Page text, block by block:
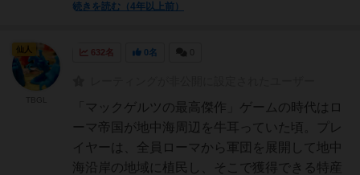
続きを読む（4年以上前）
632名 0名
「マックゲルツの最高傑作」ゲームの時代はロ
ーマ帝国が地中海周辺を牛耳っていた頃。プレ
イヤーは、全員ローマから軍団を展開して地中
海沿岸の地域に植民し、そこで獲得できる特産
仙人